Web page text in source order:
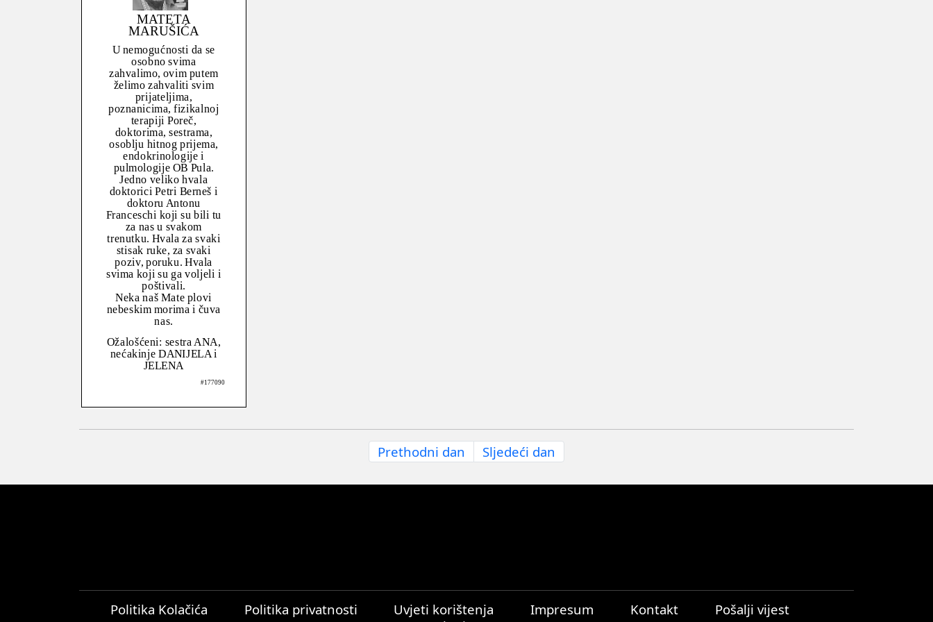
MATETA
MARUŠIĆA
U nemogućnosti da se
osobno svima
zahvalimo, ovim putem
želimo zahvaliti svim
prijateljima,
poznanicima, fizikalnoj
terapiji Poreč,
doktorima, sestrama,
osoblju hitnog prijema,
endokrinologije i
pulmologije OB Pula.
Jedno veliko hvala
doktorici Petri Berneš i
doktoru Antonu
Franceschi koji su bili tu
za nas u svakom
trenutku. Hvala za svaki
stisak ruke, za svaki
poziv, poruku. Hvala
svima koji su ga voljeli i
poštivali.
Neka naš Mate plovi
nebeskim morima i čuva
nas.
Ožalošćeni: sestra ANA,
nećakinje DANIJELA i
JELENA
#177090
Prethodni dan Sljedeći dan
Politika Kolačića Politika privatnosti Uvjeti korištenja Impresum Kontakt
Pošalji vijest